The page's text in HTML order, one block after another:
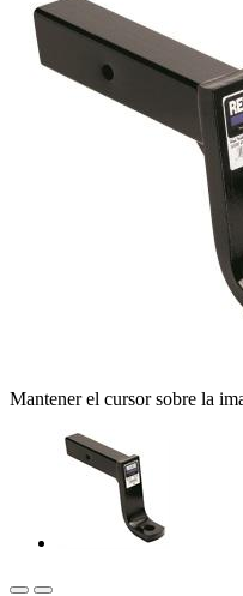
Mantener el cursor sobre la